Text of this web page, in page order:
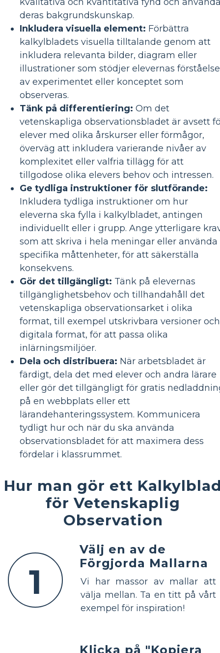
deras bakgrundskunskap.
Inkludera visuella element: Förbättra
kalkylbladets visuella tilltalande genom att
inkludera relevanta bilder, diagram eller
illustrationer som stödjer elevernas förståelse
av experimentet eller konceptet som
observeras.
Tänk på differentiering: Om det
vetenskapliga observationsbladet är avsett
elever med olika årskurser eller förmågor,
överväg att inkludera varierande nivåer av
komplexitet eller valfria tillägg för att
tillgodose olika elevers behov och intressen.
Ge tydliga instruktioner för slutförande:
Inkludera tydliga instruktioner om hur
eleverna ska fylla i kalkylbladet, antingen
individuellt eller i grupp. Ange ytterligare
som att skriva i hela meningar eller använda
specifika måttenheter, för att säkerställa
konsekvens.
Gör det tillgängligt: ​​Tänk på elevernas
tillgänglighetsbehov och tillhandahåll det
vetenskapliga observationsarket i olika
format, till exempel utskrivbara versioner och
digitala format, för att passa olika
inlärningsmiljöer.
Dela och distribuera: När arbetsbladet är
färdigt, dela det med elever och andra lärare
eller gör det tillgängligt för gratis
på en webbplats eller ett
lärandehanteringssystem. Kommunicera
tydligt hur och när du ska använda
observationsbladet för att maximera dess
fördelar i klassrummet.
Hur man gör ett
för Vetenskaplig
Observation
1
Välj en av de
Förgjorda Mallarna
Vi har massor av mallar att
välja mellan. Ta en titt på vårt
exempel för inspiration!
Klicka på "Kopiera